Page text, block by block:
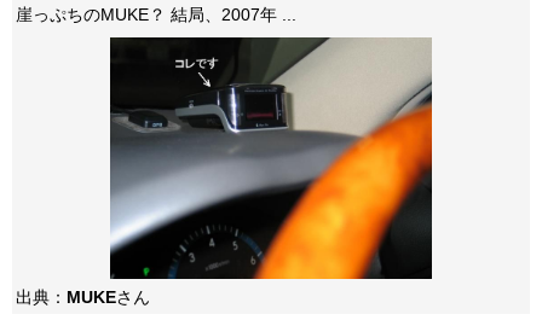
崖っぷちのMUKE？ 結局、2007年 ...
出典： MUKEさん